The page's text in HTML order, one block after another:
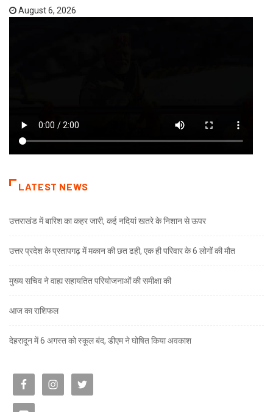
August 6, 2026
LATEST NEWS
उत्तराखंड में बारिश का कहर जारी, कई नदियां खतरे के निशान से ऊपर
उत्तर प्रदेश के प्रतापगढ़ में मकान की छत ढही, एक ही परिवार के 6 लोगों की मौत
मुख्य सचिव ने वाह्य सहायतित परियोजनाओं की समीक्षा की
आज का राशिफल
देहरादून में 6 अगस्त को स्कूल बंद, डीएम ने घोषित किया अवकाश